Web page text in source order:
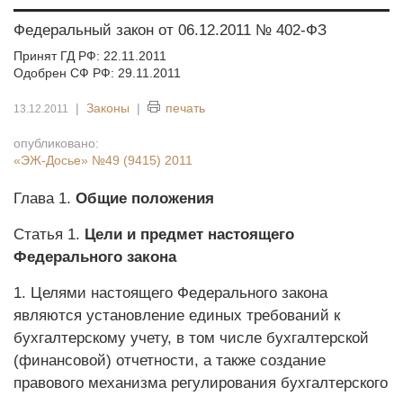
Федеральный закон от 06.12.2011 № 402-ФЗ
Принят ГД РФ: 22.11.2011
Одобрен СФ РФ: 29.11.2011
13.12.2011 | Законы | печать
опубликовано:
«ЭЖ-Досье» №49 (9415) 2011
Глава 1. Общие положения
Статья 1. Цели и предмет настоящего
Федерального закона
1. Целями настоящего Федерального закона
являются установление единых требований к
бухгалтерскому учету, в том числе бухгалтерской
(финансовой) отчетности, а также создание
правового механизма регулирования бухгалтерского